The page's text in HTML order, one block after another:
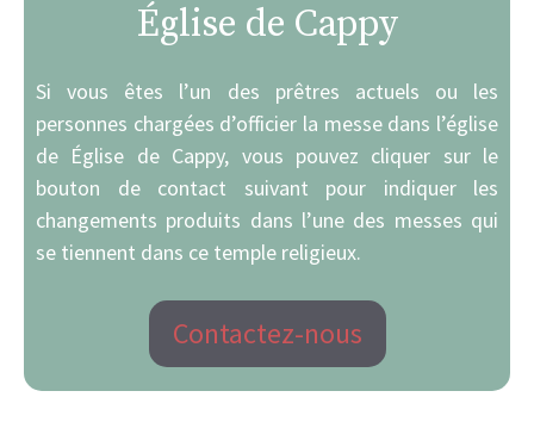
Église de Cappy
Si vous êtes l’un des prêtres actuels ou les
personnes chargées d’officier la messe dans l’église
de Église de Cappy, vous pouvez cliquer sur le
bouton de contact suivant pour indiquer les
changements produits dans l’une des messes qui
se tiennent dans ce temple religieux.
Contactez-nous